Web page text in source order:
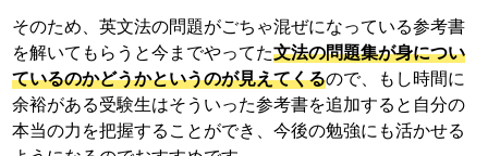
そのため、英文法の問題がごちゃ混ぜになっている参考書
を解いてもらうと今までやってた文法の問題集が身につい
ているのかどうかというのが見えてくるので、もし時間に
余裕がある受験生はそういった参考書を追加すると自分の
本当の力を把握することができ、今後の勉強にも活かせる